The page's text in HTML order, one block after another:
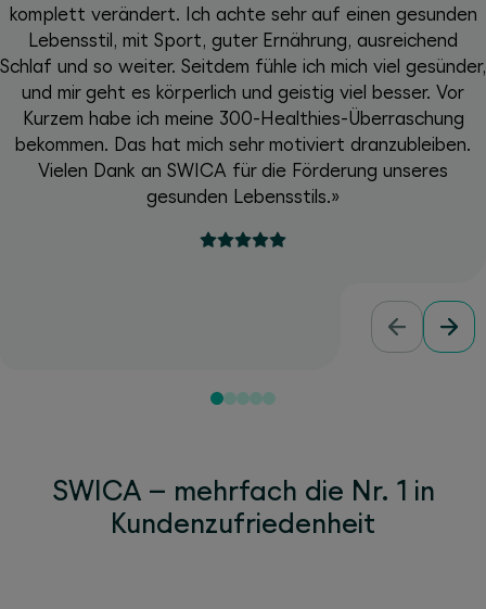
komplett verändert. Ich achte sehr auf einen gesunden
Lebensstil, mit Sport, guter Ernährung, ausreichend
Schlaf und so weiter. Seitdem fühle ich mich viel gesünder,
und mir geht es körperlich und geistig viel besser. Vor
Kurzem habe ich meine 300-Healthies-Überraschung
bekommen. Das hat mich sehr motiviert dranzubleiben.
Vielen Dank an SWICA für die Förderung unseres
gesunden Lebensstils.»
SWICA – mehrfach die Nr. 1 in
Kundenzufriedenheit